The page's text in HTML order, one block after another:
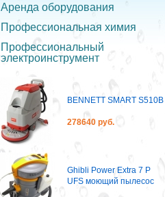
Аренда оборудования
Профессиональная химия
Профессиональный
электроинструмент
BENNETT SMART S510B
278640 руб.
Ghibli Power Extra 7 P
UFS моющий пылесос